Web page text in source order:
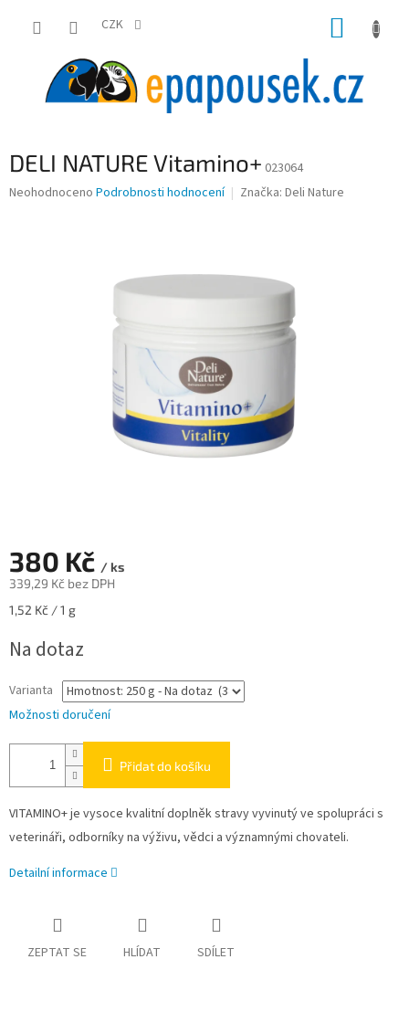
CZK
DELI NATURE Vitamino+ 023064
Průměrné
Neohodnoceno Podrobnosti hodnocení Značka: Deli Nature
380 Kč / ks
339,29 Kč bez DPH
Měrná
1,52 Kč / 1 g
Na dotaz
Varianta
Možnosti doručení
Přidat do košíku
VITAMINO+ je vysoce kvalitní doplněk stravy vyvinutý ve spolupráci s
veterináři, odborníky na výživu, vědci a významnými chovateli.
Detailní informace
ZEPTAT SE HLÍDAT SDÍLET